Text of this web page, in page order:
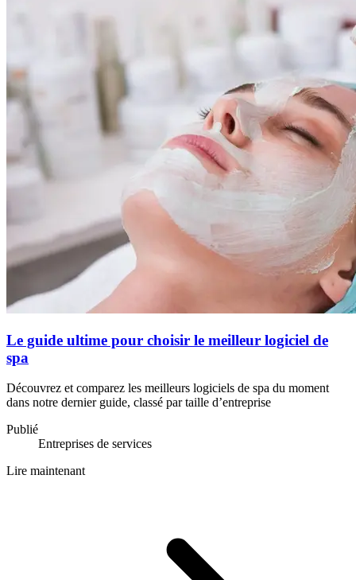
Le guide ultime pour choisir le meilleur logiciel de
spa
Découvrez et comparez les meilleurs logiciels de spa du moment
dans notre dernier guide, classé par taille d’entreprise
Publié
Entreprises de services
Lire maintenant